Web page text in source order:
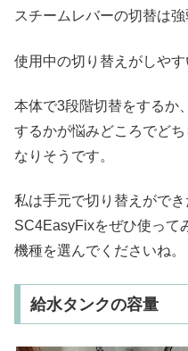
スチームレバーの切替は強
使用中の切り替えがしやす
本体で3段階切替をするか
するかが悩みどころでど
なりそうです。
私は手元で切り替えがで
SC4EasyFixをぜひ使って
機種を選んでくださいね。
給水タンクの容量